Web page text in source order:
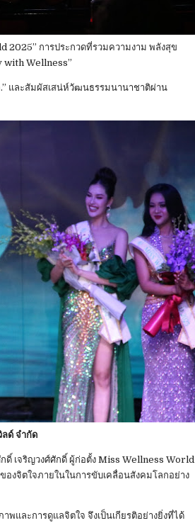
2025” การประกวดที่รวมความงาม พลังสุข
with Wellness”
.” และสัมผัสเสน่ห์วัฒนธรรมนานาชาติผ่าน
ด์ จำกัด
กดิ์ เจริญวงศ์ศักดิ์ ผู้ก่อตั้ง Miss Wellness World
งจิตใจภายในในการขับเคลื่อนสังคมโลกอย่าง
และการดูแลจิตใจ จึงเป็นเกียรติอย่างยิ่งที่ได้